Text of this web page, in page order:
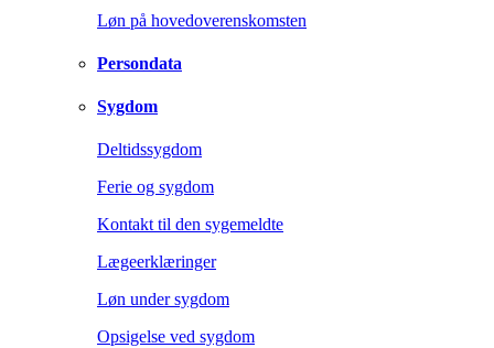
Løn på hovedoverenskomsten
Persondata
Sygdom
Deltidssygdom
Ferie og sygdom
Kontakt til den sygemeldte
Lægeerklæringer
Løn under sygdom
Opsigelse ved sygdom